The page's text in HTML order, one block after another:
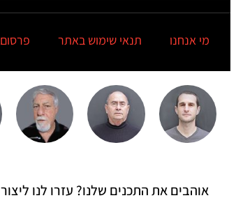
מי אנחנו תנאי שימוש באתר
אוהבים את התכנים שלנו? עזרו לנו